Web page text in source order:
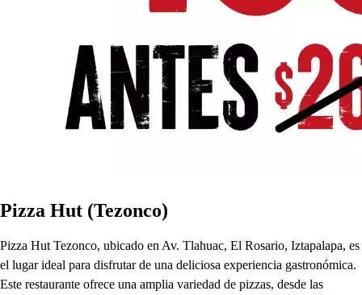
Pizza Hut (Tezonco)
Pizza Hut Tezonco, ubicado en Av. Tlahuac, El Rosario, Iztapalapa, es
el lugar ideal para disfrutar de una deliciosa experiencia gastronómica.
Este restaurante ofrece una amplia variedad de pizzas, desde las